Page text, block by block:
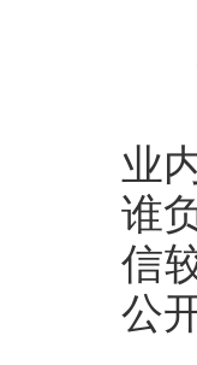
业
谁
信
公